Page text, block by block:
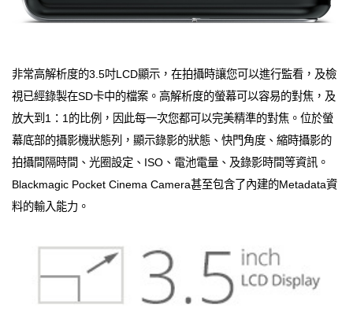
非常高解析度的3.5吋LCD顯示，在拍攝時讓您可以進行監看，及檢
視已經錄製在SD卡中的檔案。高解析度的螢幕可以容易的對焦，及
放大到1：1的比例，因此每一次您都可以完美精準的對焦。位於螢
幕底部的攝影機狀態列，顯示錄影的狀態、快門角度、縮時攝影的
拍攝間隔時間、光圈設定、ISO、電池電量、及錄影時間等資訊。
Blackmagic Pocket Cinema Camera甚至包含了內建的Metadata資
料的輸入能力。